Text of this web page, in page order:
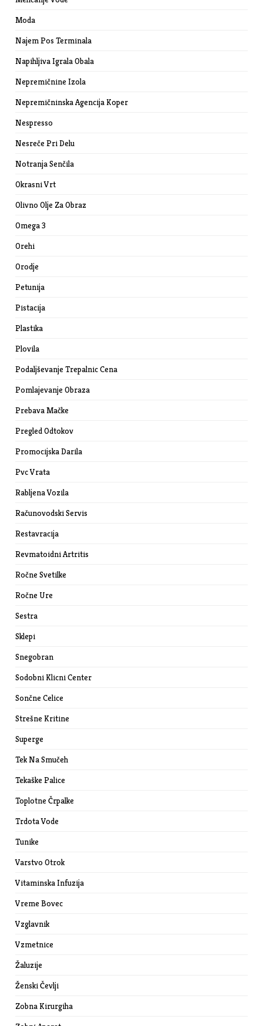
Moda
Najem Pos Terminala
Napihljiva Igrala Obala
Nepremičnine Izola
Nepremičninska Agencija Koper
Nespresso
Nesreče Pri Delu
Notranja Senčila
Okrasni Vrt
Olivno Olje Za Obraz
Omega 3
Orehi
Orodje
Petunija
Pistacija
Plastika
Plovila
Podaljševanje Trepalnic Cena
Pomlajevanje Obraza
Prebava Mačke
Pregled Odtokov
Promocijska Darila
Pvc Vrata
Rabljena Vozila
Računovodski Servis
Restavracija
Revmatoidni Artritis
Ročne Svetilke
Ročne Ure
Sestra
Sklepi
Snegobran
Sodobni Klicni Center
Sončne Celice
Strešne Kritine
Superge
Tek Na Smučeh
Tekaške Palice
Toplotne Črpalke
Trdota Vode
Tunike
Varstvo Otrok
Vitaminska Infuzija
Vreme Bovec
Vzglavnik
Vzmetnice
Žaluzije
Ženski Čevlji
Zobna Kirurgiha